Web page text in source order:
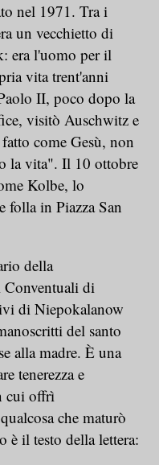
nel 1971. Tra i
un vecchietto di
era l'uomo per il
vita trent'anni
II, poco dopo la
visitò Auschwitz e
come Gesù, non
la vita". Il 10 ottobre
Kolbe, lo
folla in Piazza San
della
di
di Niepokalanow
del santo
alla madre. È una
tenerezza e
cui offrì
che maturò
è il testo della lettera: